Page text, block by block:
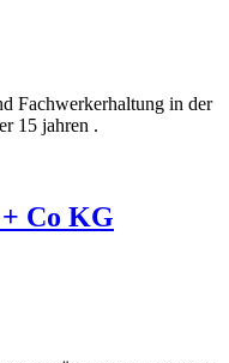
Fachwerkerhaltung in der
15 jahren .
Co KG